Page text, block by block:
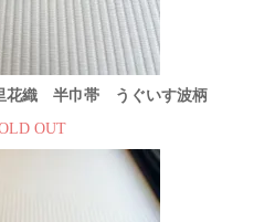
花織 半巾帯 うぐいす波柄
OUT